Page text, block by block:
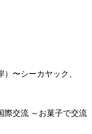
〜シーカヤック、
際交流 ～お菓子で交流